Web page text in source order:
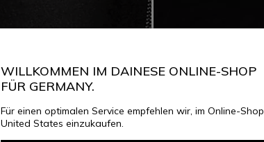
WILLKOMMEN IM DAINESE ONLINE-SHOP
FÜR GERMANY.
Für einen optimalen Service empfehlen wir, im Online-Shop
United States einzukaufen.